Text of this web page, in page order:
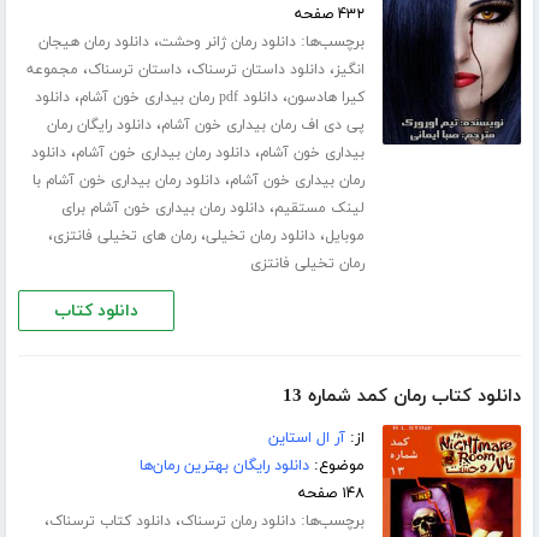
۴۳۲ صفحه
برچسب‌ها:دانلود رمان ژانر وحشت،دانلود رمان هیجان
انگیز،دانلود داستان ترسناک،داستان ترسناک، مجموعه
کیرا هادسون،دانلود pdf رمان بیداری خون آشام ،دانلود
پی دی اف رمان بیداری خون آشام،دانلود رایگان رمان
بیداری خون آشام،دانلود رمان بیداری خون آشام،دانلود
رمان بیداری خون آشام،دانلود رمان بیداری خون آشام با
لینک مستقیم،دانلود رمان بیداری خون آشام برای
موبایل،دانلود رمان تخیلی،رمان های تخیلی فانتزی،
رمان تخیلی فانتزی
دانلود کتاب
دانلود کتاب رمان کمد شماره 13
از:آر ال استاین
موضوع:دانلود رایگان بهترین رمان‌ها
۱۴۸ صفحه
برچسب‌ها:دانلود رمان ترسناک،دانلود کتاب ترسناک،